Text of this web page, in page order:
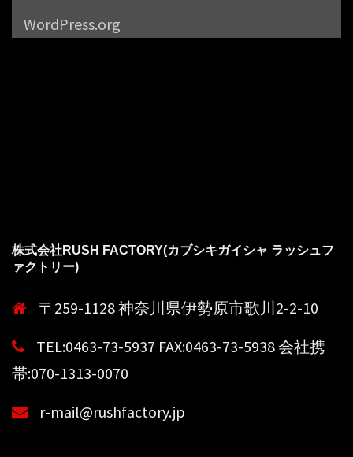
WordPress.org
株式会社RUSH FACTORY(カブシキガイシャ ラッシュフ
ァクトリー)
〒259-1128 神奈川県伊勢原市歌川2-2-10
TEL:0463-73-5937 FAX:0463-73-5938 会社携
帯:070-1313-0070
r-mail@rushfactory.jp